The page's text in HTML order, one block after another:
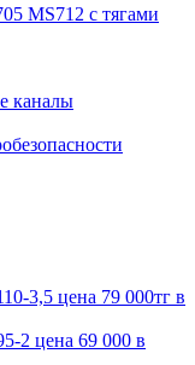
MS712 с тягами
каналы
3,5 цена 79 000тг в
2 цена 69 000 в